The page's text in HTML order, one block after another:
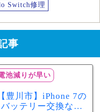
Switch修理
事
池減りが早い
【豊川市】iPhone 7の
バッテリー交換なら